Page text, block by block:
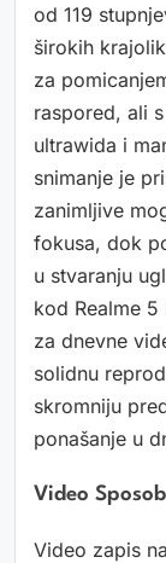
od 119
širokih
za
raspored, ali
ultrawida i
snimanje je
zanimljive
fokusa, dok
u stvaranju
kod Realme
za dnevne
solidnu
skromniju
ponašanje u
Video
Video zapis